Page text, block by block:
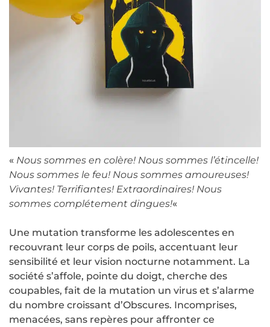
« Nous sommes en colère! Nous sommes l’étincelle!
Nous sommes le feu! Nous sommes amoureuses!
Vivantes! Terrifiantes! Extraordinaires! Nous
sommes complétement dingues!«
Une mutation transforme les adolescentes en
recouvrant leur corps de poils, accentuant leur
sensibilité et leur vision nocturne notamment. La
société s’affole, pointe du doigt, cherche des
coupables, fait de la mutation un virus et s’alarme
du nombre croissant d’Obscures. Incomprises,
menacées, sans repères pour affronter ce